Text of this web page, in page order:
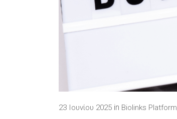
23 Ιουνίου 2025 in Biolinks Platform